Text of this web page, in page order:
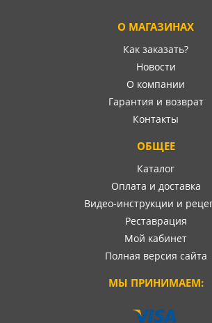
О МАГАЗИНАХ
Как заказать?
Новости
О компании
Гарантия и возврат
Контакты
ОБЩЕЕ
Каталог
Оплата и доставка
Видео-инструкции и
Реставрация
Мой кабинет
Полная версия сайта
МЫ ПРИНИМАЕМ: